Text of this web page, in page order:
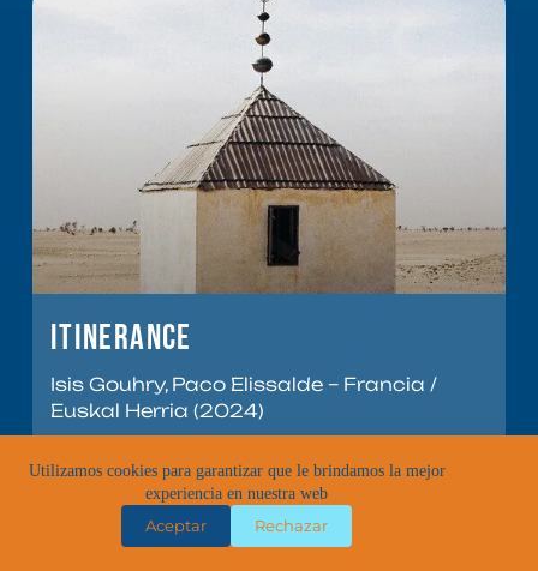
Utilizamos cookies para garantizar que le brindamos la mejor
experiencia en nuestra web
Aceptar Rechazar
Itinerance
Isis Gouhry, Paco Elissalde – Francia /
Euskal Herria (2024)